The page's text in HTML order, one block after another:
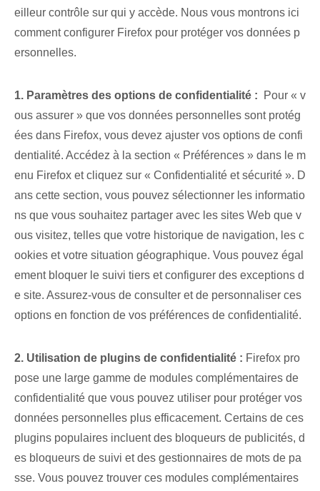
eilleur contrôle sur qui y accède. Nous vous montrons ici
comment configurer Firefox pour protéger vos données p
ersonnelles.
1. Paramètres des options de confidentialité : ⁣ Pour « v
ous assurer » que vos données personnelles sont protég
ées⁤ dans Firefox, vous devez ajuster vos options de confi
dentialité. Accédez à la section « Préférences » dans le m
enu Firefox et cliquez sur « Confidentialité et sécurité ». D
ans cette section, vous pouvez sélectionner les informatio
ns que vous souhaitez partager avec les sites Web que v
ous visitez, telles que votre historique de navigation, les c
ookies et votre situation géographique. Vous pouvez égal
ement bloquer le suivi tiers et configurer des exceptions d
e site. Assurez-vous de consulter et de personnaliser ces
options ‌en fonction de vos⁣ préférences de confidentialité.
2. Utilisation de plugins de confidentialité : Firefox pro
pose ⁢une large gamme de ⁤modules complémentaires de
confidentialité que vous pouvez utiliser pour protéger vos
données personnelles plus efficacement. Certains de ces
plugins populaires incluent des bloqueurs de publicités, d
es bloqueurs de suivi et des gestionnaires de mots de pa
sse. Vous pouvez trouver ces modules complémentaires